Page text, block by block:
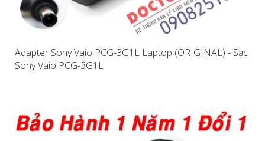
Adapter Sony Vaio PCG-3G1L Laptop (ORIGINAL) - Sạc
Sony Vaio PCG-3G1L